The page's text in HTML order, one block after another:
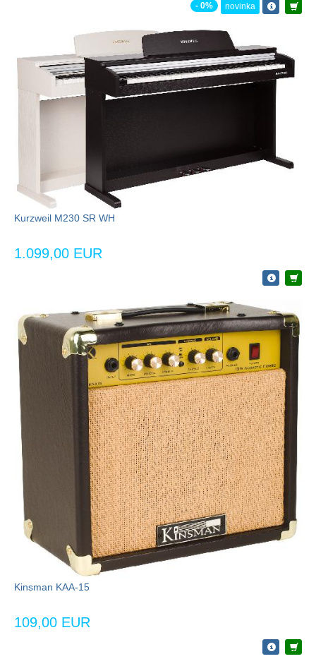
- 0% novinka
Kurzweil M230 SR WH
1.099,00 EUR
Kinsman KAA-15
109,00 EUR